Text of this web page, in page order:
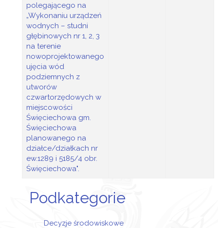
polegającego na
„Wykonaniu urządzeń
wodnych – studni
głębinowych nr 1, 2, 3
na terenie
nowoprojektowanego
ujęcia wód
podziemnych z
utworów
czwartorzędowych w
miejscowości
Święciechowa gm.
Święciechowa
planowanego na
działce/działkach nr
ew.1289 i 5185/4 obr.
Święciechowa".
Podkategorie
Decyzje środowiskowe